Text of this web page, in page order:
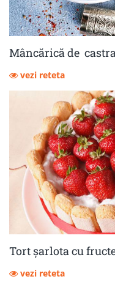
Mâncărică de
vezi reteta
Tort șarlota cu
vezi reteta